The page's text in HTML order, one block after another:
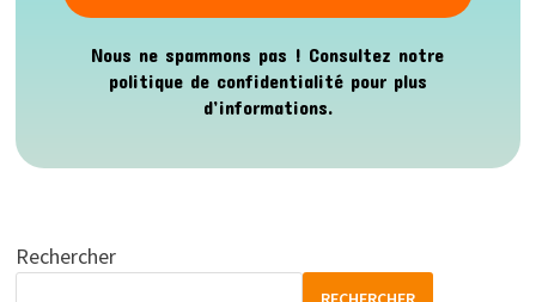
Nous ne spammons pas ! Consultez notre
politique de confidentialitépour plus
d’informations.
Rechercher